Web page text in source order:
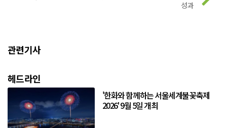
성과
관련기사
헤드라인
'한화와 함께하는 서울세계불꽃축제
2026' 9월 5일 개최